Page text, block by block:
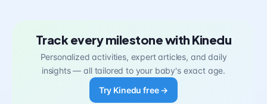
Track every milestone with Kinedu
Personalized activities, expert articles, and daily
insights — all tailored to your baby's exact age.
Try Kinedu free →